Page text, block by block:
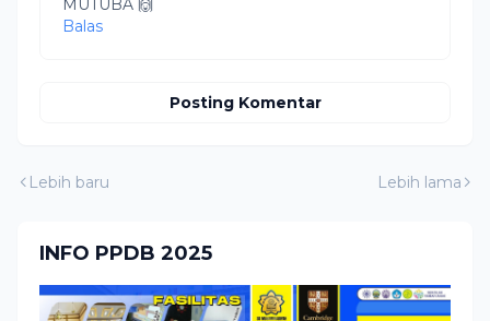
MUTUBA 🙌
Balas
Posting Komentar
Lebih baru Lebih lama
INFO PPDB 2025